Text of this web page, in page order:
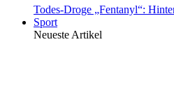
Todes-Droge „Fentanyl“:
Sport
Neueste Artikel